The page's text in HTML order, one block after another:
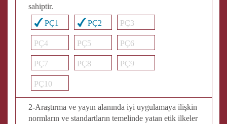
sahiptir.
PÇ1
PÇ2 PÇ3
PÇ4 PÇ5 PÇ6
PÇ7 PÇ8 PÇ9
PÇ10
2-Araştırma ve yayın alanında iyi uygulamaya ilişkin
normların ve standartların temelinde yatan etik ilkeler